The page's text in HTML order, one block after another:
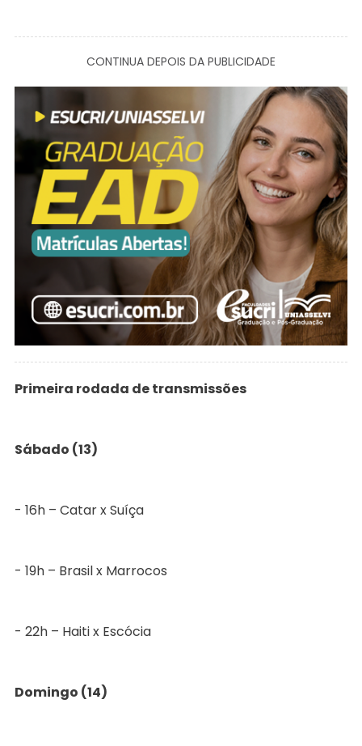
CONTINUA DEPOIS DA PUBLICIDADE
Primeira rodada de transmissões
Sábado (13)
- 16h – Catar x Suíça
- 19h – Brasil x Marrocos
- 22h – Haiti x Escócia
Domingo (14)